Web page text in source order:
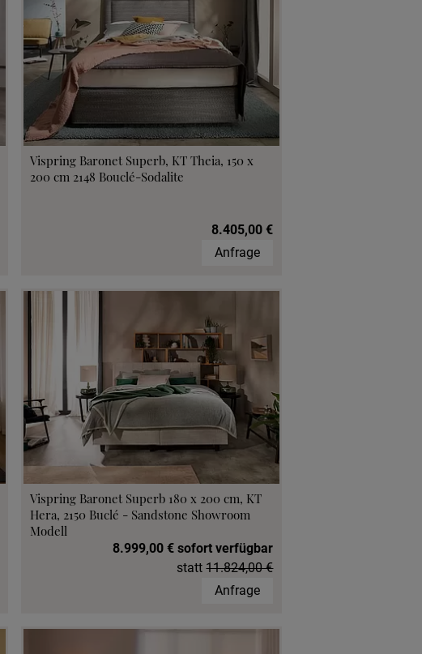
Vispring Baronet Superb, KT Theia, 150 x
200 cm 2148 Bouclé-Sodalite
8.405,00 €
Anfrage
Vispring Baronet Superb 180 x 200 cm, KT
Hera, 2150 Buclé - Sandstone Showroom
Modell
8.999,00 € sofort verfügbar
statt11.824,00 €
Anfrage